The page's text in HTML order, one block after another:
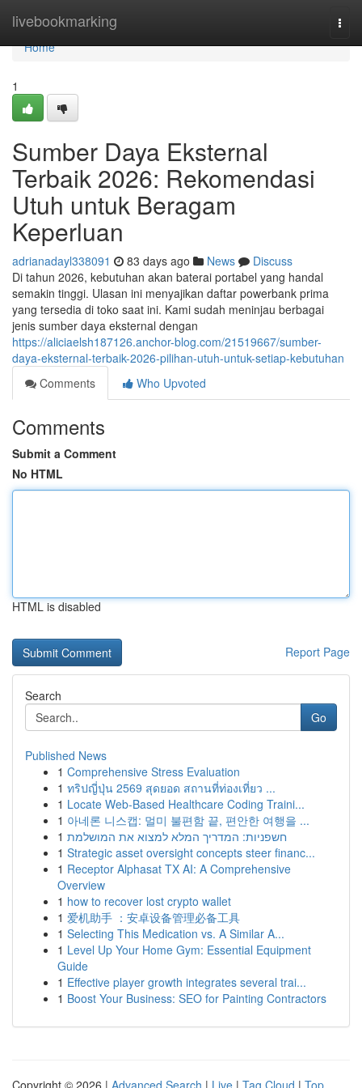
livebookmarking
Home
Home
1
Sumber Daya Eksternal
Terbaik 2026: Rekomendasi
Utuh untuk Beragam
Keperluan
adrianadayl338091 83 days ago News
Discuss
Di tahun 2026, kebutuhan akan baterai portabel yang handal
semakin tinggi. Ulasan ini menyajikan daftar powerbank prima
yang tersedia di toko saat ini. Kami sudah meninjau berbagai
jenis sumber daya eksternal dengan
https://aliciaelsh187126.anchor-blog.com/21519667/sumber-
daya-eksternal-terbaik-2026-pilihan-utuh-untuk-setiap-kebutuhan
Comments
Who Upvoted
Comments
Submit a Comment
No HTML
HTML is disabled
Report Page
Search
Go
Published News
1 Comprehensive Stress Evaluation
1 ทริปญี่ปุ่น 2569 สุดยอด สถานที่ท่องเที่ยว ...
1 Locate Web-Based Healthcare Coding Traini...
1 아네론 니스캡: 멀미 불편함 끝, 편안한 여행을 ...
1 חשפניות: המדריך המלא למצוא את המושלמת
1 Strategic asset oversight concepts steer financ...
1 Receptor Alphasat TX AI: A Comprehensive
Overview
1 how to recover lost crypto wallet
1 爱机助手 ：安卓设备管理必备工具
1 Selecting This Medication vs. A Similar A...
1 Level Up Your Home Gym: Essential Equipment
Guide
1 Effective player growth integrates several trai...
1 Boost Your Business: SEO for Painting Contractors
Copyright © 2026 | Advanced Search | Live | Tag Cloud | Top